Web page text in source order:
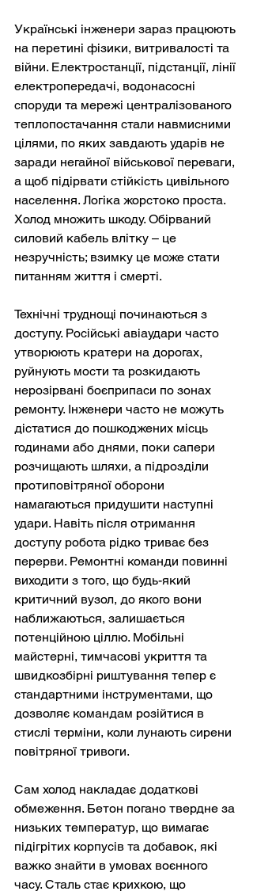
Українські інженери зараз працюють
на перетині фізики, витривалості та
війни. Електростанції, підстанції, лінії
електропередачі, водонасосні
споруди та мережі централізованого
теплопостачання стали навмисними
цілями, по яких завдають ударів не
заради негайної військової переваги,
а щоб підірвати стійкість цивільного
населення. Логіка жорстоко проста.
Холод множить шкоду. Обірваний
силовий кабель влітку – це
незручність; взимку це може стати
питанням життя і смерті.
Технічні труднощі починаються з
доступу. Російські авіаудари часто
утворюють кратери на дорогах,
руйнують мости та розкидають
нерозірвані боєприпаси по зонах
ремонту. Інженери часто не можуть
дістатися до пошкоджених місць
годинами або днями, поки сапери
розчищають шляхи, а підрозділи
протиповітряної оборони
намагаються придушити наступні
удари. Навіть після отримання
доступу робота рідко триває без
перерви. Ремонтні команди повинні
виходити з того, що будь-який
критичний вузол, до якого вони
наближаються, залишається
потенційною ціллю. Мобільні
майстерні, тимчасові укриття та
швидкозбірні риштування тепер є
стандартними інструментами, що
дозволяє командам розійтися в
стислі терміни, коли лунають сирени
повітряної тривоги.
Сам холод накладає додаткові
обмеження. Бетон погано твердне за
низьких температур, що вимагає
підігрітих корпусів та добавок, які
важко знайти в умовах воєнного
часу. Сталь стає крихкою, що